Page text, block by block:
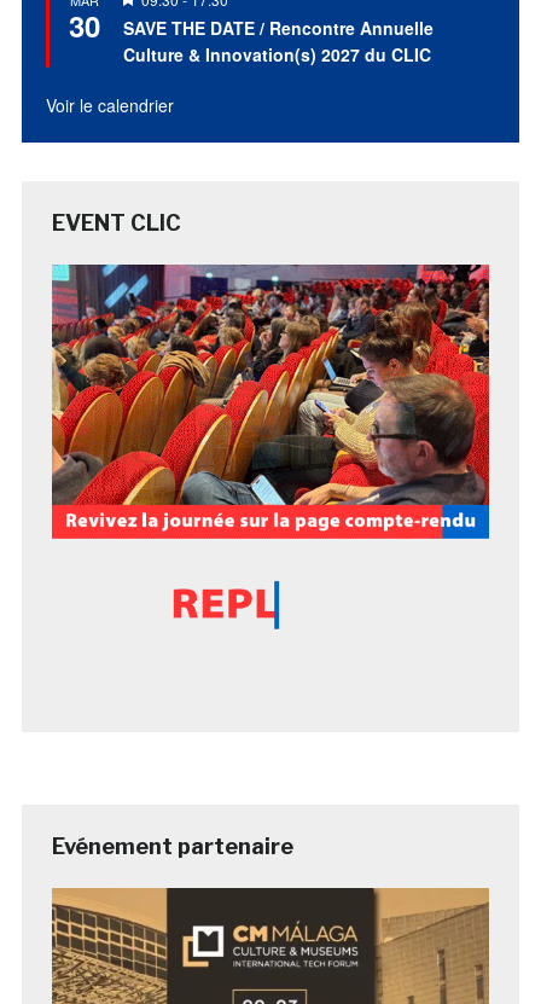
30
en
avant
SAVE THE DATE / Rencontre Annuelle
Culture & Innovation(s) 2027 du CLIC
Voir le calendrier
EVENT CLIC
Evénement partenaire